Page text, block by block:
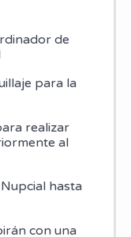
de
para la
realizar
al
hasta
con una